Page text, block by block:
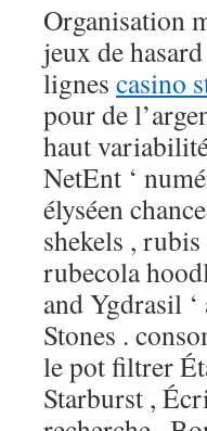
Organisation
jeux de
lignes casino
pour de
haut
NetEnt ‘
élyséen
shekels ,
rubecola
and Ygdrasil
Stones .
le pot filtrer
Starburst ,